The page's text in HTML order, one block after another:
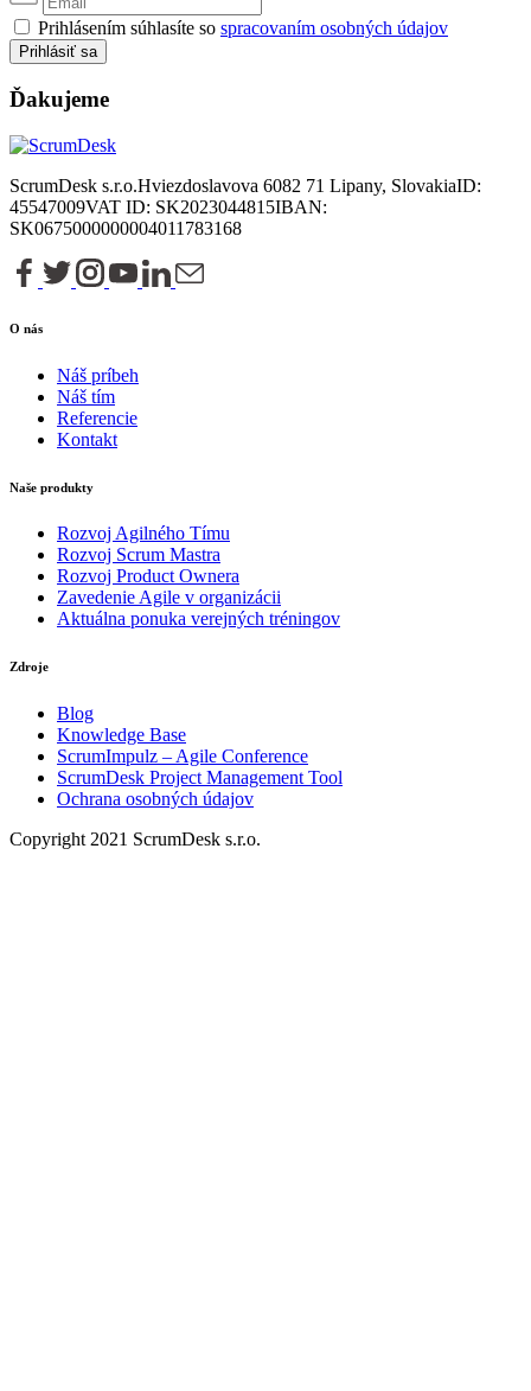
Prihlásením súhlasíte so spracovaním osobných údajov
Prihlásiť sa
Ďakujeme
ScrumDesk s.r.o.Hviezdoslavova 6082 71 Lipany, SlovakiaID:
45547009VAT ID: SK2023044815IBAN:
SK0675000000004011783168
O nás
Náš príbeh
Náš tím
Referencie
Kontakt
Naše produkty
Rozvoj Agilného Tímu
Rozvoj Scrum Mastra
Rozvoj Product Ownera
Zavedenie Agile v organizácii
Aktuálna ponuka verejných tréningov
Zdroje
Blog
Knowledge Base
ScrumImpulz – Agile Conference
ScrumDesk Project Management Tool
Ochrana osobných údajov
Copyright 2021 ScrumDesk s.r.o.